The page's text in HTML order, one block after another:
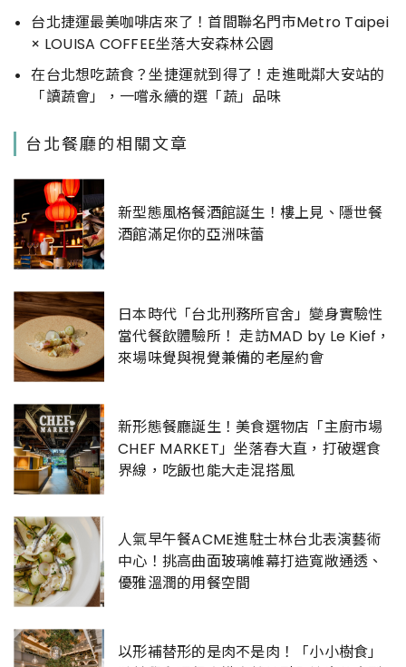
台北捷運最美咖啡店來了！首間聯名門市Metro Taipei
× LOUISA COFFEE坐落大安森林公園
在台北想吃蔬食？坐捷運就到得了！走進毗鄰大安站的
「讀蔬會」，一嚐永續的選「蔬」品味
台北餐廳的相關文章
新型態風格餐酒館誕生！樓上見、隱世餐
酒館滿足你的亞洲味蕾
日本時代「台北刑務所官舍」變身實驗性
當代餐飲體驗所！ 走訪MAD by Le Kief，
來場味覺與視覺兼備的老屋約會
新形態餐廳誕生！美食選物店「主廚市場
CHEF MARKET」坐落春大直，打破選食
界線，吃飯也能大走混搭風
人氣早午餐ACME進駐士林台北表演藝術
中心！挑高曲面玻璃帷幕打造寬敞通透、
優雅溫潤的用餐空間
以形補替形的是肉不是肉！「小小樹食」